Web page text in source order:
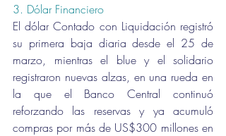
3. Dólar Financiero
El dólar Contado con Liquidación registró
su primera baja diaria desde el 25 de
marzo, mientras el blue y el solidario
registraron nuevas alzas, en una rueda en
la que el Banco Central continuó
reforzando las reservas y ya acumuló
compras por más de US$300 millones en